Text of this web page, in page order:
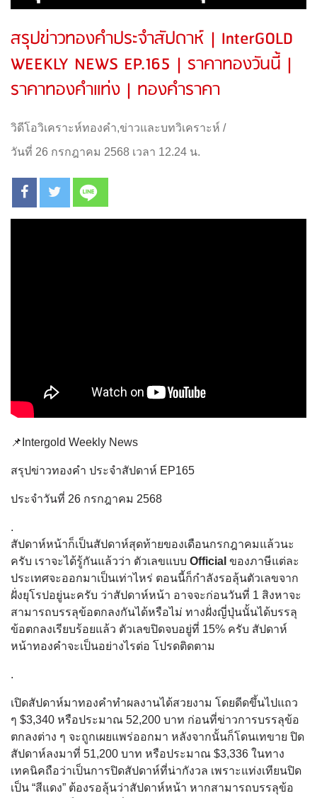
สรุปข่าวทองคำประจำสัปดาห์ | InterGOLD
WEEKLY NEWS EP.165 | ราคาทองวันนี้ |
ราคาทองคำแท่ง | ทองคำราคา
วิดีโอวิเคราะห์ทองคำ,ข่าวและบทวิเคราะห์ /
วันที่ 26 กรกฎาคม 2568 เวลา 12.24 น.
📌Intergold Weekly News
สรุปข่าวทองคำ ประจำสัปดาห์ EP165
ประจำวันที่ 26 กรกฎาคม 2568
.
สัปดาห์หน้าก็เป็นสัปดาห์สุดท้ายของเดือนกรกฎาคมแล้วนะ
ครับ เราจะได้รู้กันแล้วว่า ตัวเลขแบบ Official ของภาษีแต่ละ
ประเทศจะออกมาเป็นเท่าไหร่ ตอนนี้ก็กำลังรอลุ้นตัวเลขจาก
ฝั่งยุโรปอยู่นะครับ ว่าสัปดาห์หน้า อาจจะก่อนวันที่ 1 สิงหาจะ
สามารถบรรลุข้อตกลงกันได้หรือไม่ ทางฝั่งญี่ปุ่นนั้นได้บรรลุ
ข้อตกลงเรียบร้อยแล้ว ตัวเลขปิดจบอยู่ที่ 15% ครับ สัปดาห์
หน้าทองคำจะเป็นอย่างไรต่อ โปรดติดตาม
.
เปิดสัปดาห์มาทองคำทำผลงานได้สวยงาม โดยดีดขึ้นไปแถว
ๆ $3,340 หรือประมาณ 52,200 บาท ก่อนที่ข่าวการบรรลุข้อ
ตกลงต่าง ๆ จะถูกเผยแพร่ออกมา หลังจากนั้นก็โดนเทขาย ปิด
สัปดาห์ลงมาที่ 51,200 บาท หรือประมาณ $3,336 ในทาง
เทคนิคถือว่าเป็นการปิดสัปดาห์ที่น่ากังวล เพราะแท่งเทียนปิด
เป็น “สีแดง” ต้องรอลุ้นว่าสัปดาห์หน้า หากสามารถบรรลุข้อ